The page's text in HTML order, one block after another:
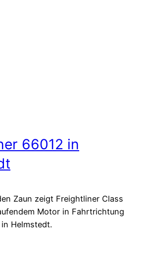
66012 in
Zaun zeigt Freightliner Class
Motor in Fahrtrichtung
Helmstedt.